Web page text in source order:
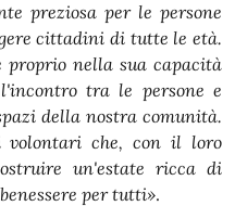
preziosa per le persone
cittadini di tutte le età.
nella sua capacità
tra le persone e
della nostra comunità.
volontari che, con il loro
un'estate ricca di
per tutti».